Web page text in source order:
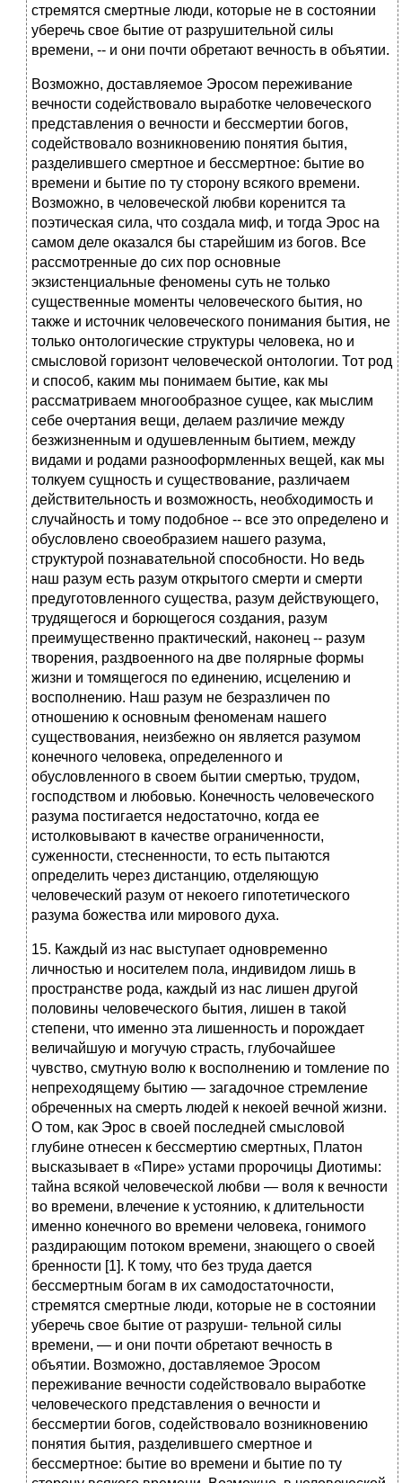
стремятся смертные люди, которые не в состоянии
уберечь свое бытие от разрушительной силы
времени, -- и они почти обретают вечность в объятии.
Возможно, доставляемое Эросом переживание
вечности содействовало выработке человеческого
представления о вечности и бессмертии богов,
содействовало возникновению понятия бытия,
разделившего смертное и бессмертное: бытие во
времени и бытие по ту сторону всякого времени.
Возможно, в человеческой любви коренится та
поэтическая сила, что создала миф, и тогда Эрос на
самом деле оказался бы старейшим из богов. Все
рассмотренные до сих пор основные
экзистенциальные феномены суть не только
существенные моменты человеческого бытия, но
также и источник человеческого понимания бытия, не
только онтологические структуры человека, но и
смысловой горизонт человеческой онтологии. Тот род
и способ, каким мы понимаем бытие, как мы
рассматриваем многообразное сущее, как мыслим
себе очертания вещи, делаем различие между
безжизненным и одушевленным бытием, между
видами и родами разнооформленных вещей, как мы
толкуем сущность и существование, различаем
действительность и возможность, необходимость и
случайность и тому подобное -- все это определено и
обусловлено своеобразием нашего разума,
структурой познавательной способности. Но ведь
наш разум есть разум открытого смерти и смерти
предуготовленного существа, разум действующего,
трудящегося и борющегося создания, разум
преимущественно практический, наконец -- разум
творения, раздвоенного на две полярные формы
жизни и томящегося по единению, исцелению и
восполнению. Наш разум не безразличен по
отношению к основным феноменам нашего
существования, неизбежно он является разумом
конечного человека, определенного и
обусловленного в своем бытии смертью, трудом,
гocподством и любовью. Конечность человеческого
разума постигается недостаточно, когда ее
истолковывают в качестве ограниченности,
суженности, стесненности, то есть пытаются
определить через дистанцию, отделяющую
человеческий разум от некоего гипотетического
разума божества или мирового духа.
15. Каждый из нас выступает одновременно
личностью и носителем пола, индивидом лишь в
пространстве рода, каждый из нас лишен другой
половины человеческого бытия, лишен в такой
степени, что именно эта лишенность и порождает
величайшую и могучую страсть, глубочайшее
чувство, смутную волю к восполнению и томление по
непреходящему бытию — загадочное стремление
обреченных на смерть людей к некоей вечной жизни.
О том, как Эрос в своей последней смысловой
глубине отнесен к бессмертию смертных, Платон
высказывает в «Пире» устами пророчицы Диотимы:
тайна всякой человеческой любви — воля к вечности
во времени, влечение к устоянию, к длительности
именно конечного во времени человека, гонимого
раздирающим потоком времени, знающего о своей
бренности [1]. К тому, что без труда дается
бессмертным богам в их самодостаточности,
стремятся смертные люди, которые не в состоянии
уберечь свое бытие от разруши- тельной силы
времени, — и они почти обретают вечность в
объятии. Возможно, доставляемое Эросом
переживание вечности содействовало выработке
человеческого представления о вечности и
бессмертии богов, содействовало возникновению
понятия бытия, разделившего смертное и
бессмертное: бытие во времени и бытие по ту